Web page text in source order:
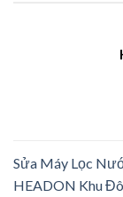
Sửa Máy Lọc
HEADON Khu